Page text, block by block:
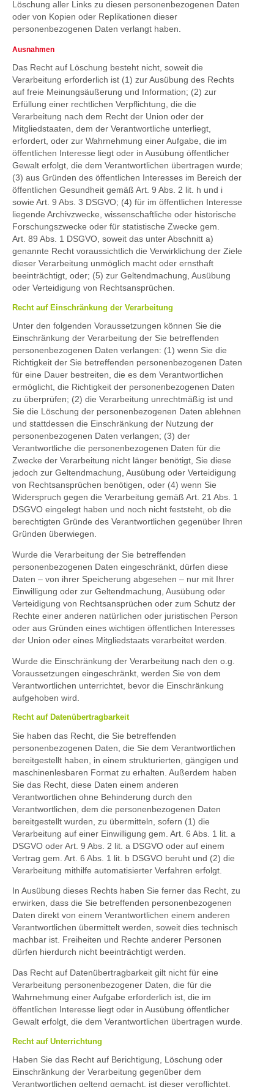
Löschung aller Links zu diesen personenbezogenen Daten
oder von Kopien oder Replikationen dieser
personenbezogenen Daten verlangt haben.
Ausnahmen
Das Recht auf Löschung besteht nicht, soweit die
Verarbeitung erforderlich ist (1) zur Ausübung des Rechts
auf freie Meinungsäußerung und Information; (2) zur
Erfüllung einer rechtlichen Verpflichtung, die die
Verarbeitung nach dem Recht der Union oder der
Mitgliedstaaten, dem der Verantwortliche unterliegt,
erfordert, oder zur Wahrnehmung einer Aufgabe, die im
öffentlichen Interesse liegt oder in Ausübung öffentlicher
Gewalt erfolgt, die dem Verantwortlichen übertragen wurde;
(3) aus Gründen des öffentlichen Interesses im Bereich der
öffentlichen Gesundheit gemäß Art. 9 Abs. 2 lit. h und i
sowie Art. 9 Abs. 3 DSGVO; (4) für im öffentlichen Interesse
liegende Archivzwecke, wissenschaftliche oder historische
Forschungszwecke oder für statistische Zwecke gem.
Art. 89 Abs. 1 DSGVO, soweit das unter Abschnitt a)
genannte Recht voraussichtlich die Verwirklichung der Ziele
dieser Verarbeitung unmöglich macht oder ernsthaft
beeinträchtigt, oder; (5) zur Geltendmachung, Ausübung
oder Verteidigung von Rechtsansprüchen.
Recht auf Einschränkung der Verarbeitung
Unter den folgenden Voraussetzungen können Sie die
Einschränkung der Verarbeitung der Sie betreffenden
personenbezogenen Daten verlangen: (1) wenn Sie die
Richtigkeit der Sie betreffenden personenbezogenen Daten
für eine Dauer bestreiten, die es dem Verantwortlichen
ermöglicht, die Richtigkeit der personenbezogenen Daten
zu überprüfen; (2) die Verarbeitung unrechtmäßig ist und
Sie die Löschung der personenbezogenen Daten ablehnen
und stattdessen die Einschränkung der Nutzung der
personenbezogenen Daten verlangen; (3) der
Verantwortliche die personenbezogenen Daten für die
Zwecke der Verarbeitung nicht länger benötigt, Sie diese
jedoch zur Geltendmachung, Ausübung oder Verteidigung
von Rechtsansprüchen benötigen, oder (4) wenn Sie
Widerspruch gegen die Verarbeitung gemäß Art. 21 Abs. 1
DSGVO eingelegt haben und noch nicht feststeht, ob die
berechtigten Gründe des Verantwortlichen gegenüber Ihren
Gründen überwiegen.
Wurde die Verarbeitung der Sie betreffenden
personenbezogenen Daten eingeschränkt, dürfen diese
Daten – von ihrer Speicherung abgesehen – nur mit Ihrer
Einwilligung oder zur Geltendmachung, Ausübung oder
Verteidigung von Rechtsansprüchen oder zum Schutz der
Rechte einer anderen natürlichen oder juristischen Person
oder aus Gründen eines wichtigen öffentlichen Interesses
der Union oder eines Mitgliedstaats verarbeitet werden.
Wurde die Einschränkung der Verarbeitung nach den o.g.
Voraussetzungen eingeschränkt, werden Sie von dem
Verantwortlichen unterrichtet, bevor die Einschränkung
aufgehoben wird.
Recht auf Datenübertragbarkeit
Sie haben das Recht, die Sie betreffenden
personenbezogenen Daten, die Sie dem Verantwortlichen
bereitgestellt haben, in einem strukturierten, gängigen und
maschinenlesbaren Format zu erhalten. Außerdem haben
Sie das Recht, diese Daten einem anderen
Verantwortlichen ohne Behinderung durch den
Verantwortlichen, dem die personenbezogenen Daten
bereitgestellt wurden, zu übermitteln, sofern (1) die
Verarbeitung auf einer Einwilligung gem. Art. 6 Abs. 1 lit. a
DSGVO oder Art. 9 Abs. 2 lit. a DSGVO oder auf einem
Vertrag gem. Art. 6 Abs. 1 lit. b DSGVO beruht und (2) die
Verarbeitung mithilfe automatisierter Verfahren erfolgt.
In Ausübung dieses Rechts haben Sie ferner das Recht, zu
erwirken, dass die Sie betreffenden personenbezogenen
Daten direkt von einem Verantwortlichen einem anderen
Verantwortlichen übermittelt werden, soweit dies technisch
machbar ist. Freiheiten und Rechte anderer Personen
dürfen hierdurch nicht beeinträchtigt werden.
Das Recht auf Datenübertragbarkeit gilt nicht für eine
Verarbeitung personenbezogener Daten, die für die
Wahrnehmung einer Aufgabe erforderlich ist, die im
öffentlichen Interesse liegt oder in Ausübung öffentlicher
Gewalt erfolgt, die dem Verantwortlichen übertragen wurde.
Recht auf Unterrichtung
Haben Sie das Recht auf Berichtigung, Löschung oder
Einschränkung der Verarbeitung gegenüber dem
Verantwortlichen geltend gemacht, ist dieser verpflichtet,